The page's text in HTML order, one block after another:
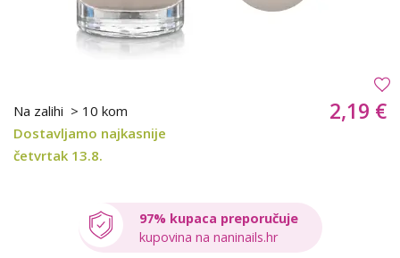
Na zalihi > 10 kom
Dostavljamo najkasnije
četvrtak 13.8.
2,19 €
97% kupaca preporučuje
kupovina na naninails.hr